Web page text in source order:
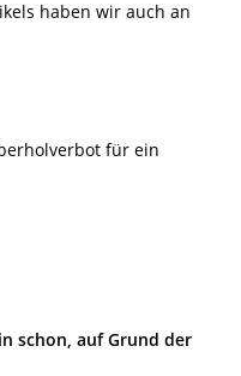
haben wir auch an
für ein
schon, auf Grund der